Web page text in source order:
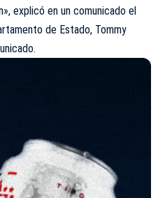
explicó en un comunicado el
de Estado, Tommy